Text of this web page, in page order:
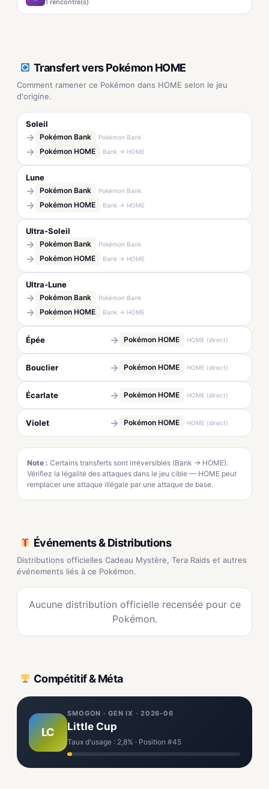
1 rencontre(s)
Transfert vers Pokémon HOME
Comment ramener ce Pokémon dans HOME selon le jeu
d'origine.
Soleil
→ Pokémon Bank Pokémon Bank
→ Pokémon HOME Bank → HOME
Lune
→ Pokémon Bank Pokémon Bank
→ Pokémon HOME Bank → HOME
Ultra-Soleil
→ Pokémon Bank Pokémon Bank
→ Pokémon HOME Bank → HOME
Ultra-Lune
→ Pokémon Bank Pokémon Bank
→ Pokémon HOME Bank → HOME
Épée → Pokémon HOME HOME (direct)
Bouclier → Pokémon HOME HOME (direct)
Écarlate → Pokémon HOME HOME (direct)
Violet → Pokémon HOME HOME (direct)
Note : Certains transferts sont irréversibles (Bank → HOME).
Vérifiez la légalité des attaques dans le jeu cible — HOME peut
remplacer une attaque illégale par une attaque de base.
Événements & Distributions
Distributions officielles Cadeau Mystère, Tera Raids et autres
événements liés à ce Pokémon.
Aucune distribution officielle recensée pour ce
Pokémon.
Compétitif & Méta
LC
SMOGON · GEN IX · 2026-06
Little Cup
Taux d'usage : 2,8% · Position #45